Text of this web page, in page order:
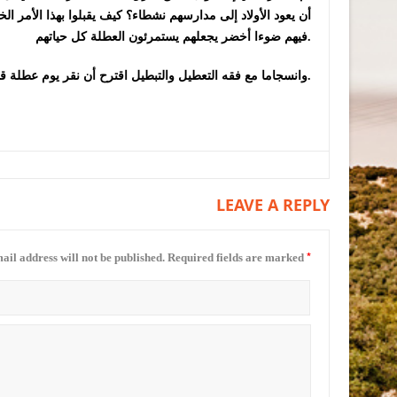
أن يعود الأولاد إلى مدارسهم نشطاء؟ كيف يقبلوا بهذا
فيهم ضوءا أخضر يجعلهم يستمرئون العطلة كل حياتهم.
وانسجاما مع فقه التعطيل والتبطيل اقترح أن نقر يوم عطلة قبل كل عطلة استعدادا للعطلة، فالدنيا لن تخرب. فهي سارحة والرب راعيها.
LEAVE A REPLY
address will not be published. Required fields are marked *